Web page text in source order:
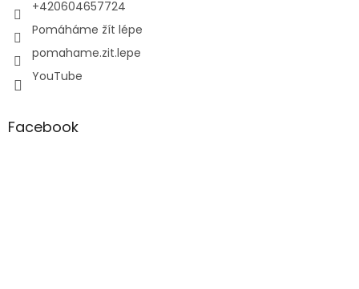
+420604657724
Pomáháme žít lépe
pomahame.zit.lepe
YouTube
Facebook